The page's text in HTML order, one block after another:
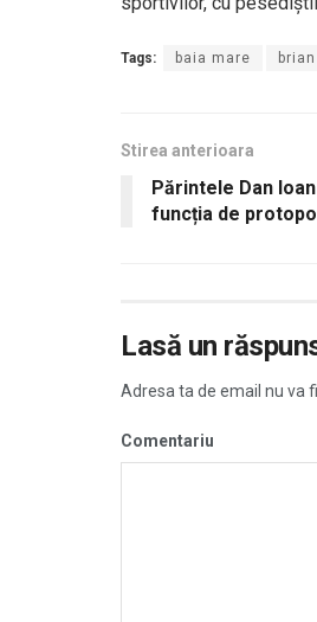
Tags: baia mare
Stirea anterioara
Părintele Dan
funcția de
Lasă un
Adresa ta de email nu va
Comentariu